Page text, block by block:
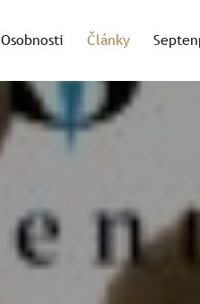
Osobnosti Články